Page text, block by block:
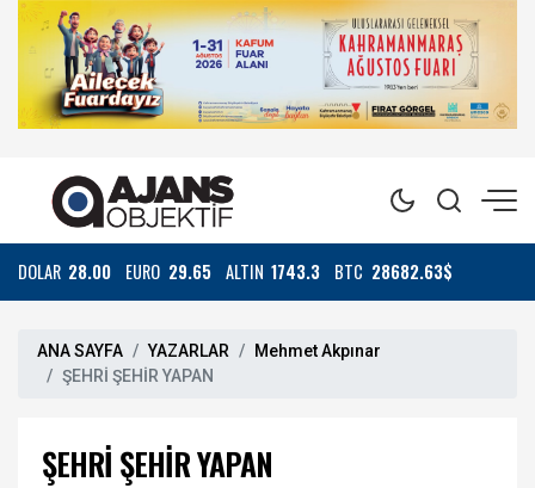
DOLAR 28.00 EURO 29.65 ALTIN 1743.3 BTC 28682.63$
ANA SAYFA YAZARLAR
Mehmet Akpınar
ŞEHRİ ŞEHİR YAPAN
ŞEHRİ ŞEHİR YAPAN